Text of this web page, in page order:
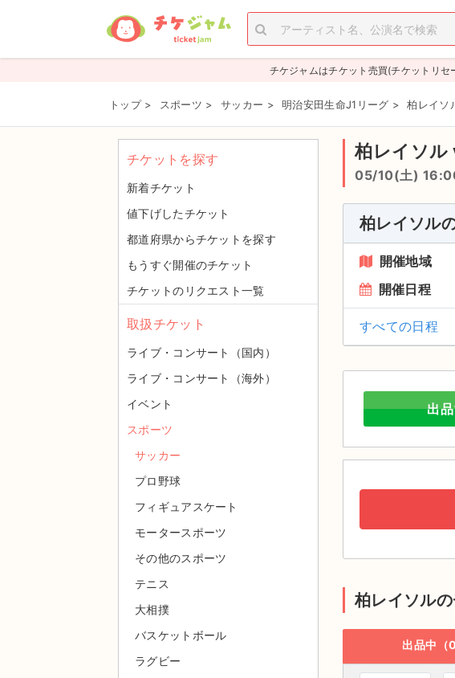
チケジャムはチケット売買(チケットリセ
トップ > スポーツ > サッカー > 明治安田生命J1リーグ > 柏レイソ
柏レイソル
05/10(土)
柏レイソル
開催地域
開催日程
すべての日程
出
柏レイソル
出品中（0
チケットを探す
新着チケット
値下げしたチケット
都道府県からチケットを探す
もうすぐ開催のチケット
チケットのリクエスト一覧
取扱チケット
ライブ・コンサート（国内）
ライブ・コンサート（海外）
イベント
スポーツ
サッカー
プロ野球
フィギュアスケート
モータースポーツ
その他のスポーツ
テニス
大相撲
バスケットボール
ラグビー